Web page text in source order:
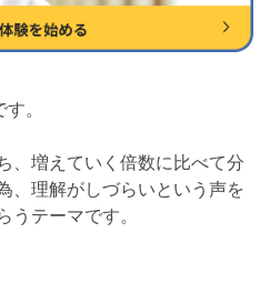
。
、増えていく倍数に比べて分
、理解がしづらいという声を
うテーマです。